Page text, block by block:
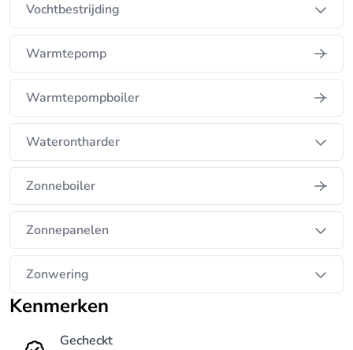
Vochtbestrijding
Warmtepomp
Warmtepompboiler
Waterontharder
Zonneboiler
Zonnepanelen
Zonwering
Kenmerken
Gecheckt